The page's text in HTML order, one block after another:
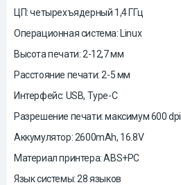
ЦП: четырехъядерный 1,4 ГГц
Операционная система: Linux
Высота печати: 2-12,7 мм
Расстояние печати: 2-5 мм
Интерфейс: USB, Type-C
Разрешение печати: максимум 600 dpi
Аккумулятор: 2600mAh, 16.8V
Материал принтера: ABS+PC
Язык системы: 28 языков